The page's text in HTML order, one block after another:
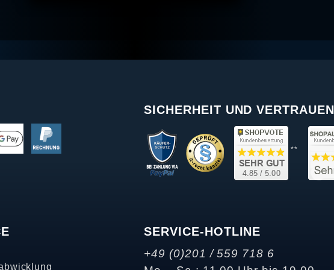
SICHERHEIT UND VERTRAUEN
**
SERVICE-HOTLINE
+49 (0)201 / 559 718 6